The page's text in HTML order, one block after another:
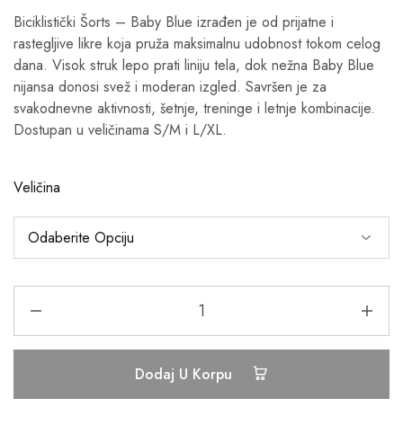
Biciklistički Šorts – Baby Blue izrađen je od prijatne i
rastegljive likre koja pruža maksimalnu udobnost tokom celog
dana. Visok struk lepo prati liniju tela, dok nežna Baby Blue
nijansa donosi svež i moderan izgled. Savršen je za
svakodnevne aktivnosti, šetnje, treninge i letnje kombinacije.
Dostupan u veličinama S/M i L/XL.
Veličina
Dodaj U Korpu